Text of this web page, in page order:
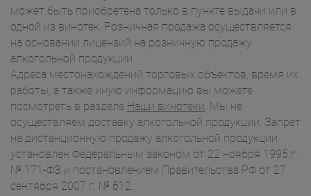
может быть приобретена только в пункте выдачи или в
одной из винотек. Розничная продажа осуществляется
на основании лицензий на розничную продажу
алкогольной продукции.
Адреса местонахождений торговых объектов, время их
работы, а также иную информацию вы можете
посмотреть в разделе Наши винотеки. Мы не
осуществляем доставку алкогольной продукции. Запрет
на дистанционную продажу алкогольной продукции
установлен Федеральным законом от 22 ноября 1995 г.
№ 171-ФЗ и постановлением Правительства РФ от 27
сентября 2007 г. № 612.